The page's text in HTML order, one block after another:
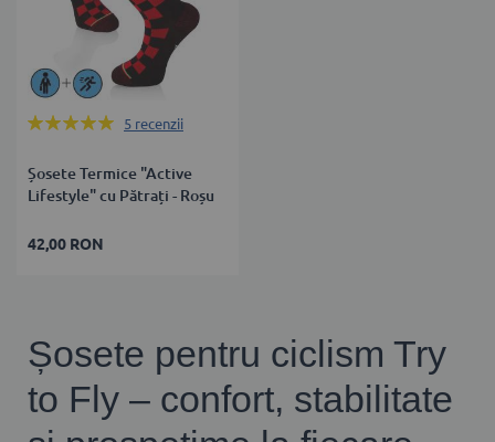
Rating:
5 recenzii
Șosete Termice "Active
Lifestyle" cu Pătrați - Roșu
42,00 RON
Șosete pentru ciclism Try
to Fly – confort, stabilitate